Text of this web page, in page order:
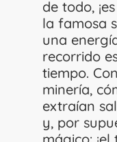
de todo,
la famosa
una
recorrido
tiempo.
minería,
extraían
y, por